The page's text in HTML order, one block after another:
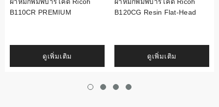
B110CR PREMIUM
ดูเพิ่มเติม
B120CG Resin Flat-Head
ดูเพิ่มเติม